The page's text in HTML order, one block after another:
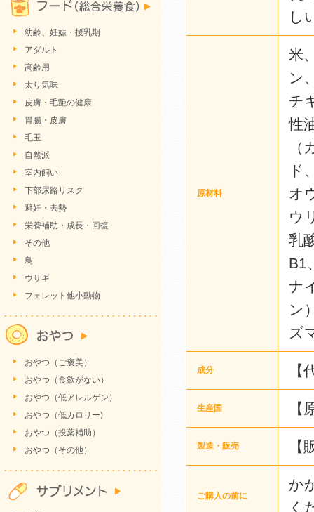
し
原材料
米
ン
チ
性
ド
オ
ウ
乳
B1
ナ
ン
ズ
成分
生産国 【
製造・販売
ご購入の前に
か
く
幼齢、妊娠・授乳期
アダルト
高齢用
太り気味
皮膚・毛艶の健康
胃腸・皮膚
毛玉
自然派
室内飼い
下部尿路リスク
避妊・去勢
栄養補助・成長・回復
その他
鳥
ウサギ
フェレット他小動物
おやつ（ご褒美）
おやつ（食欲がない）
おやつ（低アレルゲン）
おやつ（低カロリー)
おやつ（投薬補助）
おやつ（その他）